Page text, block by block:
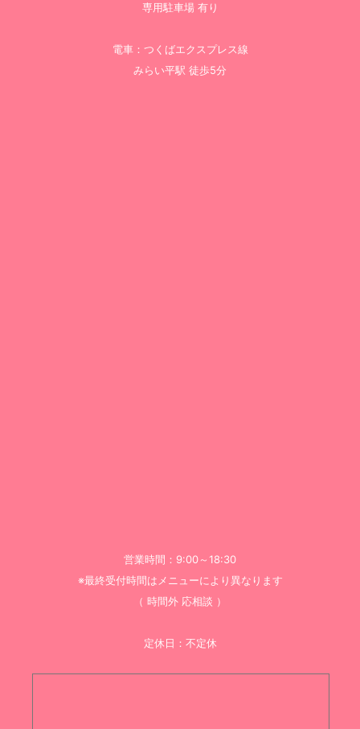
専用駐車場 有り
電車：つくばエクスプレス線
みらい平駅 徒歩5分
営業時間：9:00～18:30
※最終受付時間はメニューにより異なります
（ 時間外 応相談 ）
定休日：不定休